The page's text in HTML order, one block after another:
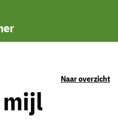
Naar overzicht
mijl